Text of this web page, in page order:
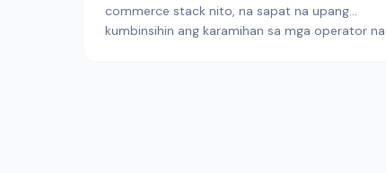
commerce stack nito, na sapat na upang
kumbinsihin ang karamihan sa mga operator na